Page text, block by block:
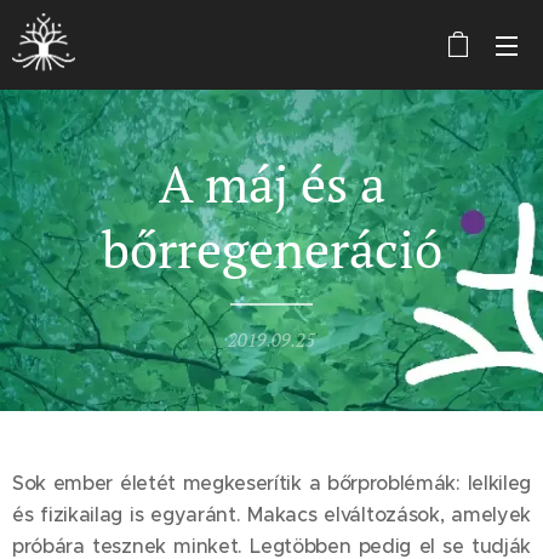
A máj és a
bőrregeneráció
2019.09.25
Sok ember életét megkeserítik a bőrproblémák: lelkileg
és fizikailag is egyaránt. Makacs elváltozások, amelyek
próbára tesznek minket. Legtöbben pedig el se tudják